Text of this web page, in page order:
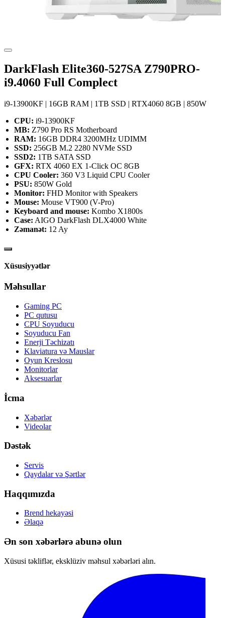
DarkFlash Elite360-527SA Z790PRO-
i9.4060 Full Complect
i9-13900KF | 16GB RAM | 1TB SSD | RTX4060 8GB | 850W
CPU: i9-13900KF
MB: Z790 Pro RS Motherboard
RAM: 16GB DDR4 3200MHz UDIMM
SSD: 256GB M.2 2280 NVMe SSD
SSD2: 1TB SATA SSD
GFX: RTX 4060 EX 1-Click OC 8GB
CPU Cooler: 360 V3 Liquid CPU Cooler
PSU: 850W Gold
Monitor: FHD Monitor with Speakers
Mouse: Mouse VT900 (V-Pro)
Keyboard and mouse: Kombo X1800s
Case: AIGO DarkFlash DLX4000 White
Zəmanət: 12 Ay
Xüsusiyyətlər
Məhsullar
Gaming PC
PC qutusu
CPU Soyuducu
Soyuducu Fan
Enerji Təchizatı
Klaviatura və Mauslar
Oyun Kreslosu
Monitorlar
Aksesuarlar
İcma
Xəbərlər
Videolar
Dəstək
Servis
Qaydalar və Şərtlər
Haqqımızda
Brend hekayəsi
Əlaqə
Ən son xəbərlərə abunə olun
Xüsusi təkliflər, eksklüziv məhsul xəbərləri alın.